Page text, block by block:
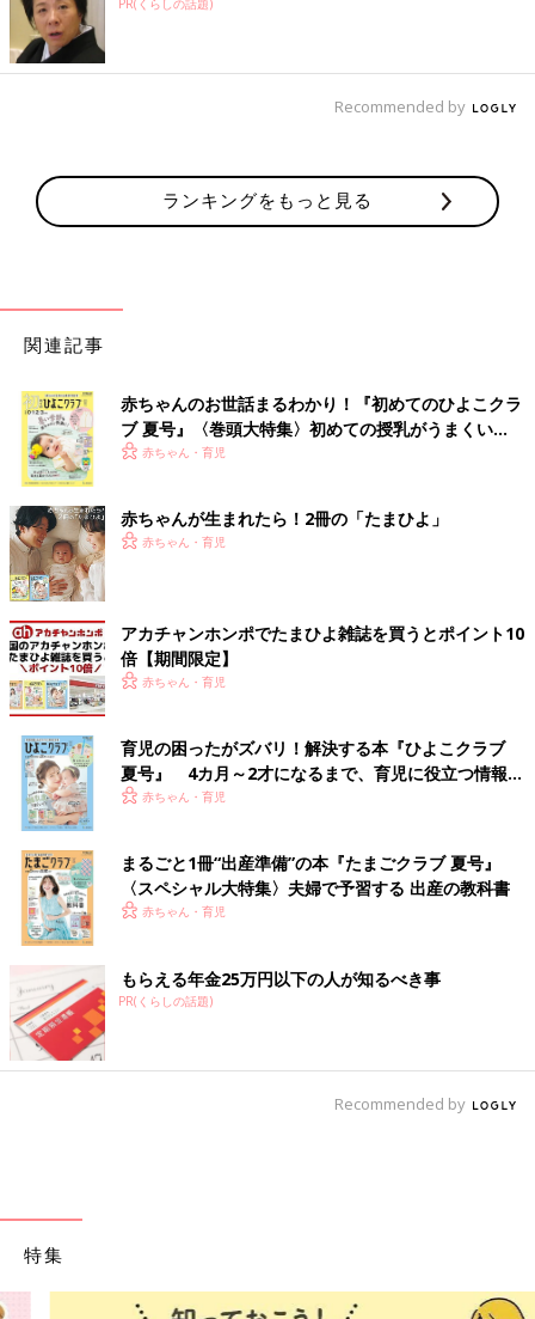
PR(くらしの話題)
Recommended by
ランキングをもっと見る
関連記事
赤ちゃんのお世話まるわかり！『初めてのひよこクラ
ブ 夏号』〈巻頭大特集〉初めての授乳がうまくい
く！ おっぱい・ミルクの基本と夏のトラブル 解決テ
赤ちゃん・育児
赤ちゃんが生まれたら！2冊の「たまひよ」
赤ちゃん・育児
アカチャンホンポでたまひよ雑誌を買うとポイント10
倍【期間限定】
赤ちゃん・育児
育児の困ったがズバリ！解決する本『ひよこクラブ
夏号』 4カ月～2才になるまで、育児に役立つ情報が
いっぱい！
赤ちゃん・育児
まるごと1冊“出産準備”の本『たまごクラブ 夏号』
〈スペシャル大特集〉夫婦で予習する 出産の教科書
赤ちゃん・育児
もらえる年金25万円以下の人が知るべき事
PR(くらしの話題)
Recommended by
特集